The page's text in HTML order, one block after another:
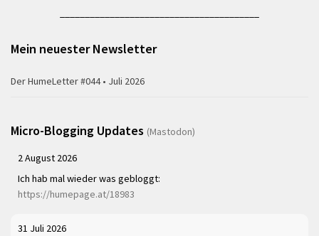
Mein neuester Newsletter
Der HumeLetter #044 • Juli 2026
Micro-Blogging Updates (Mastodon)
2 August 2026
Ich hab mal wieder was gebloggt:
https://humepage.at/18983
31 Juli 2026